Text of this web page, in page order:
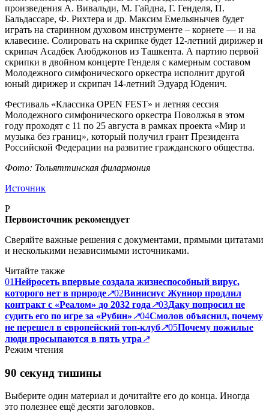
произведения А. Вивальди, М. Гайдна, Г. Генделя, П.
Бальдассаре, Ф. Рихтера и др. Максим Емельянычев будет
играть на старинном духовом инструменте – корнете — и на
клавесине. Солировать на скрипке будет 12-летний дирижер и
скрипач Асадбек Аюбджонов из Ташкента. А партию первой
скрипки в двойном концерте Генделя с камерным составом
Молодежного симфонического оркестра исполнит другой
юный дирижер и скрипач 14-летний Эдуард Юденич.
Фестиваль «Классика OPEN FEST» и летняя сессия
Молодежного симфонического оркестра Поволжья в этом
году проходят с 11 по 25 августа в рамках проекта «Мир и
музыка без границ», который получил грант Президента
Российской Федерации на развитие гражданского общества.
Фото: Тольяттинская филармония
Источник
P
Первоисточник рекомендует
Сверяйте важные решения с документами, прямыми цитатами
и несколькими независимыми источниками.
Читайте также
01Нейросеть впервые создала жизнеспособный вирус,
которого нет в природе↗02Винисиус Жуниор продлил
контракт с «Реалом» до 2032 года↗03Даку попросил не
судить его по игре за «Рубин»↗04Смолов объяснил, почему
не перешел в европейский топ-клуб↗05Почему пожилые
люди просыпаются в пять утра↗
Режим чтения
90 секунд тишины
Выберите один материал и дочитайте его до конца. Иногда
это полезнее ещё десяти заголовков.